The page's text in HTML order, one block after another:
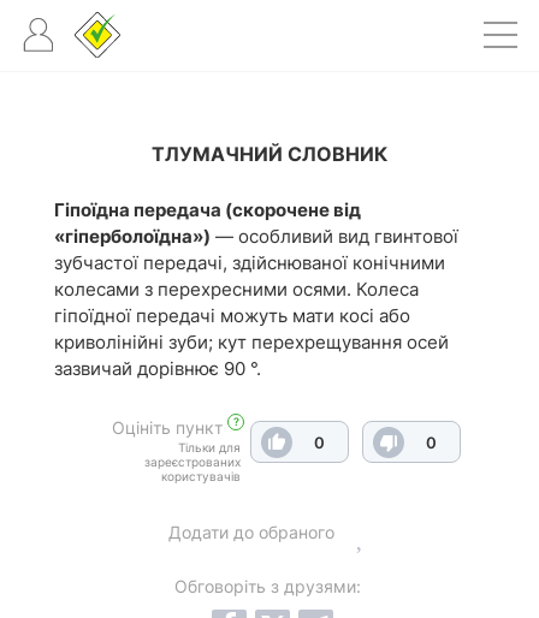
ТЛУМАЧНИЙ СЛОВНИК
Гіпоїдна передача (скорочене від
«гіперболоїдна») — особливий вид гвинтової
зубчастої передачі, здійснюваної конічними
колесами з перехресними осями. Колеса
гіпоїдної передачі можуть мати косі або
криволінійні зуби; кут перехрещування осей
зазвичай дорівнює 90 °.
Оцініть пункт ?
Тільки для
зареєстрованих
користувачів
0 0
Додати до обраного
Обговоріть з друзями: